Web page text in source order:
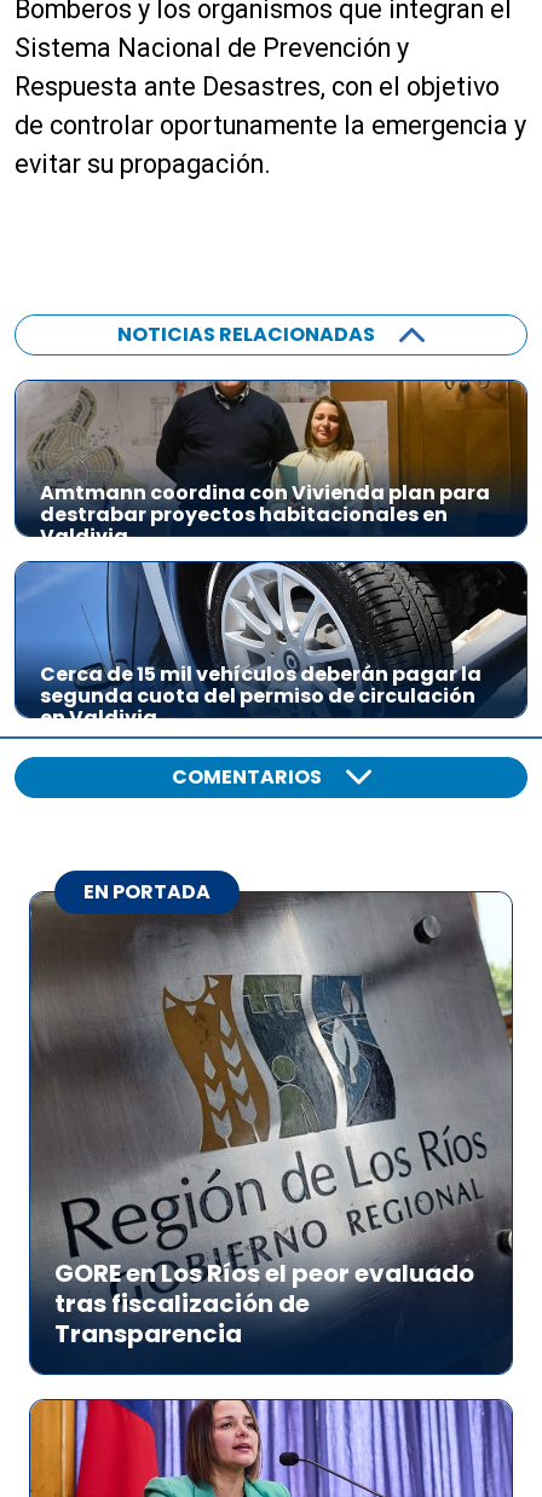
Bomberos y los organismos que integran el
Sistema Nacional de Prevención y
Respuesta ante Desastres, con el objetivo
de controlar oportunamente la emergencia y
evitar su propagación.
NOTICIAS RELACIONADAS
Amtmann coordina con Vivienda plan para
destrabar proyectos habitacionales en
Valdivia
Cerca de 15 mil vehículos deberán pagar la
segunda cuota del permiso de circulación
en Valdivia
COMENTARIOS
EN PORTADA
GORE en Los Ríos el peor evaluado
tras fiscalización de
Transparencia